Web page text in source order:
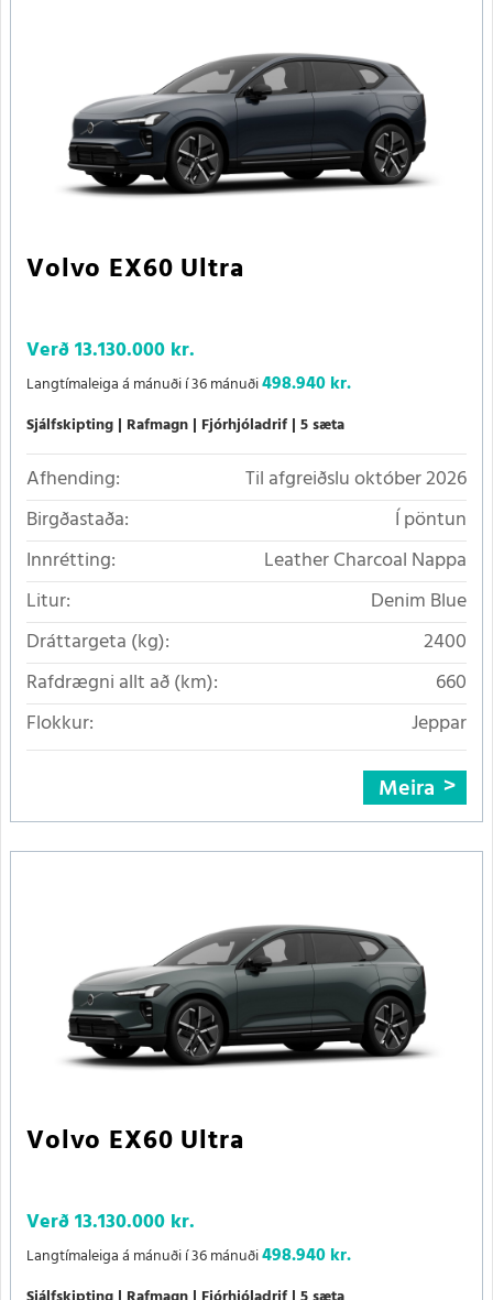
Volvo EX60 Ultra
Verð13.130.000 kr.
Langtímaleiga á mánuði í 36 mánuði498.940 kr.
Sjálfskipting Rafmagn Fjórhjóladrif 5 sæta
Afhending:
Til afgreiðslu október 2026
Birgðastaða:
Í pöntun
Innrétting:
Leather Charcoal Nappa
Litur:
Denim Blue
Dráttargeta (kg):
2400
Rafdrægni allt að (km):
660
Flokkur:
Jeppar
Meira
Volvo EX60 Ultra
Verð13.130.000 kr.
Langtímaleiga á mánuði í 36 mánuði498.940 kr.